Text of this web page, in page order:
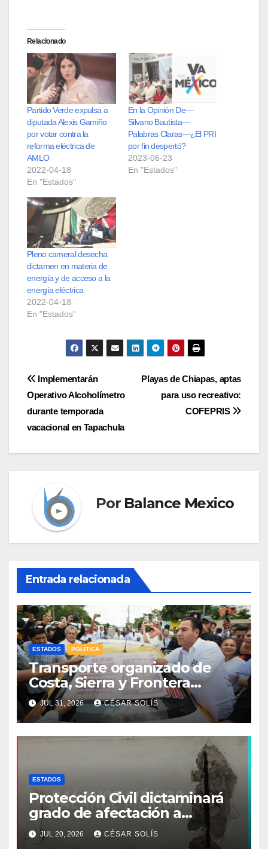
Relacionado
Partido Verde expulsa a
diputada Alexis Gamiño
por votar contra la
reforma eléctrica de
AMLO
2022-04-18
En "Estados"
En la Opinión De—
Silvano Bautista—
Palabras Claras—¿El PRI
por fin despertó?
2023-06-23
En "Estados"
Pleno cameral desecha
dictamen en materia de
energía y de acceso a la
energía eléctrica
2022-04-18
En "Estados"
Navegación
de
entradas
Playas de Chiapas, aptas
para uso recreativo:
COFEPRIS
Implementarán
Operativo Alcoholímetro
durante temporada
vacacional en Tapachula
Por Balance Mexico
Entrada relacionada
ESTADOS POLÍTICA
Transporte organizado de
Costa, Sierra y Frontera
asume compromiso estatal
de la estrategia de respeto a
la mujer
JUL 31, 2026 CÉSAR SOLÍS
ESTADOS
Protección Civil dictaminará
grado de afectación a
escuelas por sismo de 7.4
grados
JUL 20, 2026 CÉSAR SOLÍS